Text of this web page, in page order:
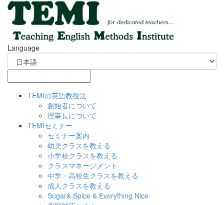
Language
TEMIの英語教授法
創始者について
理事長について
TEMIセミナー
セミナー案内
幼児クラスを教える
小学校クラスを教える
クラスマネージメント
中学・高校生クラスを教える
成人クラスを教える
Sugar& Spice & Everything Nice